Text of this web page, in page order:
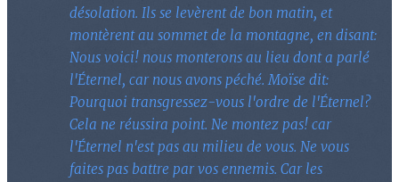
désolation. Ils se levèrent de bon matin, et
montèrent au sommet de la montagne, en disant:
Nous voici! nous monterons au lieu dont a parlé
l'Éternel, car nous avons péché. Moïse dit:
Pourquoi transgressez-vous l'ordre de l'Éternel?
Cela ne réussira point. Ne montez pas! car
l'Éternel n'est pas au milieu de vous. Ne vous
faites pas battre par vos ennemis. Car les